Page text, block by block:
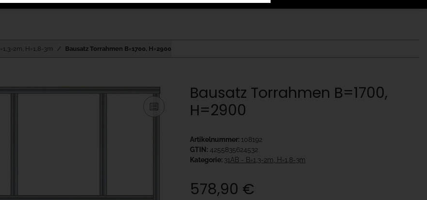
2m, H=1,8-3m Bausatz Torrahmen B=1700, H=2900
Bausatz Torrahmen B=1700,
H=2900
Artikelnummer: 108192
GTIN: 4255835624532
Kategorie: 31AB - B=1,3-2m, H=1,8-3m
578,90 €